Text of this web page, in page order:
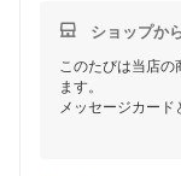
ショップか
このたびは当店の
ます。
メッセージカー